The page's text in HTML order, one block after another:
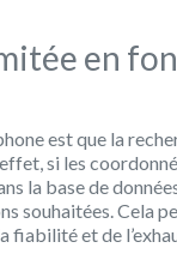
en
est que la
si les
la base de
souhaitées. Cela
et de